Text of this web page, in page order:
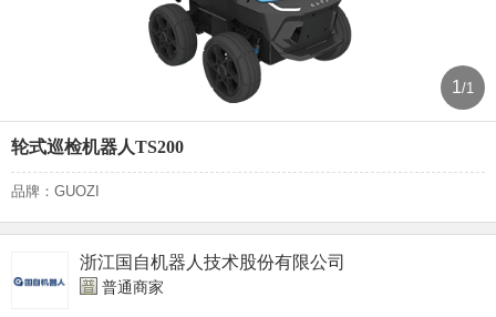
1/1
轮式巡检机器人TS200
品牌：GUOZI
浙江国自机器人技术股份有限公司
普通商家